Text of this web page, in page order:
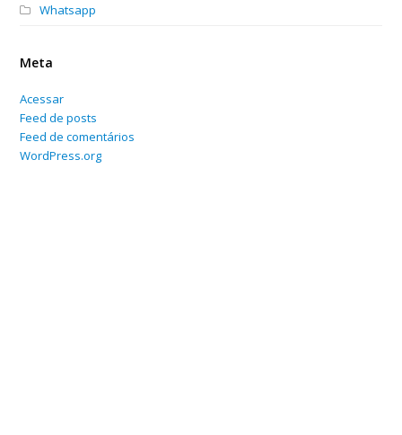
Whatsapp
Meta
Acessar
Feed de posts
Feed de comentários
WordPress.org